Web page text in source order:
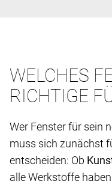
WELCHES
RICHTIGE
Wer Fenster für sein
muss sich zunächst
entscheiden: Ob
alle Werkstoffe